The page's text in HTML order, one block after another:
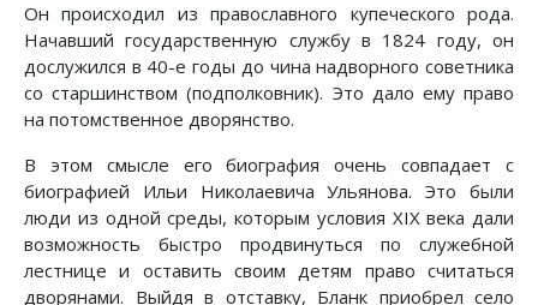
Он происходил из православного купеческого рода.
Начавший государственную службу в 1824 году, он
дослужился в 40-е годы до чина надворного советника
со старшинством (подполковник). Это дало ему право
на потомственное дворянство.
В этом смысле его биография очень совпадает с
биографией Ильи Николаевича Ульянова. Это были
люди из одной среды, которым условия XIX века дали
возможность быстро продвинуться по служебной
лестнице и оставить своим детям право считаться
дворянами. Выйдя в отставку, Бланк приобрел село